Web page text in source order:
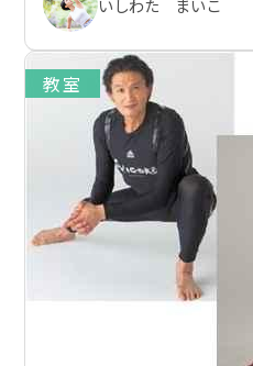
いしわた まいこ
教室